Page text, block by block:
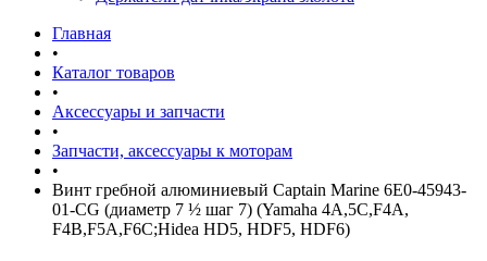
Главная
•
Каталог товаров
•
Аксессуары и запчасти
•
Запчасти, аксессуары к моторам
•
Винт гребной алюминиевый Captain Marine 6E0-45943-
01-CG (диаметр 7 ½ шаг 7) (Yamaha 4A,5C,F4A,
F4B,F5A,F6C;Hidea HD5, HDF5, HDF6)